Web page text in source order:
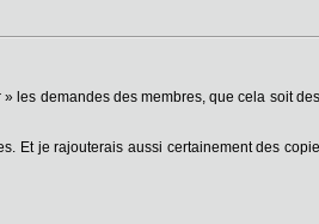
les demandes des membres, que cela soit
Et je rajouterais aussi certainement des